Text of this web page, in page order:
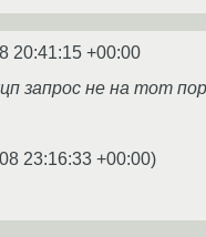
20:41:15 +00:00
запрос не на тот
23:16:33 +00:00)